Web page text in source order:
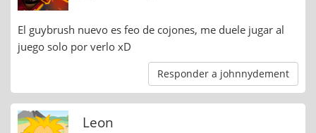
El guybrush nuevo es feo de cojones, me duele jugar al
juego solo por verlo xD
Responder a johnnydement
Leon